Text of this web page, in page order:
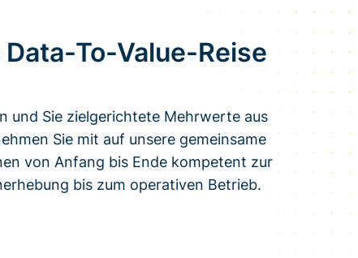
To-Value-Reise
und Sie zielgerichtete Mehrwerte aus
Sie mit auf unsere gemeinsame
von Anfang bis Ende kompetent zur
bis zum operativen Betrieb.